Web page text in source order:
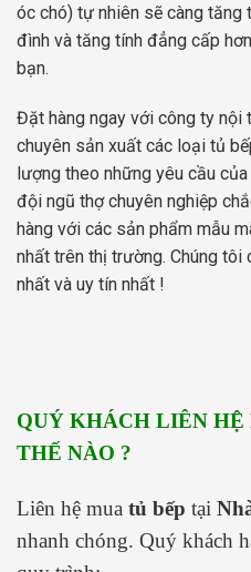
óc chó) tự nhiên sẽ càng
đình và tăng tính đẳng cấp
bạn.
Đặt hàng ngay với công ty nội
chuyên sản xuất các loại tủ
lượng theo những yêu cầu
đội ngũ thợ chuyên nghiệp
hàng với các sản phẩm mẫu
nhất trên thị trường. Chúng tôi
nhất và uy tín nhất !
QUÝ KHÁCH LIÊN HỆ
THẾ NÀO ?
Liên hệ mua tủ bếp tại
nhanh chóng. Quý khách